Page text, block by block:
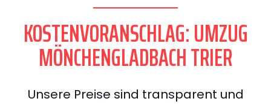
KOSTENVORANSCHLAG: UMZUG
MÖNCHENGLADBACH TRIER
Unsere Preise sind transparent und